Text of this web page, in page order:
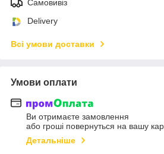
Самовивіз
Delivery
Всі умови доставки
Умови оплати
Ви отримаєте замовлення
або гроші повернуться на вашу
Детальніше